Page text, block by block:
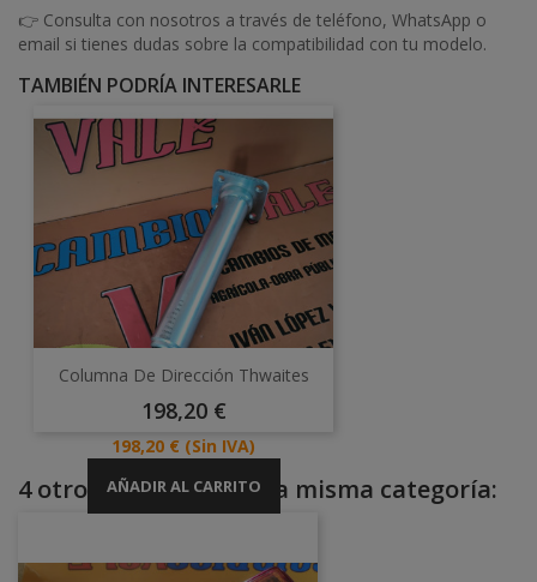
👉 Consulta con nosotros a través de teléfono, WhatsApp o
email si tienes dudas sobre la compatibilidad con tu modelo.
TAMBIÉN PODRÍA INTERESARLE
Columna De Dirección Thwaites
Precio
198,20 €
Precio
198,20 € (Sin IVA)
AÑADIR AL CARRITO
4 otros productos en la misma categoría: